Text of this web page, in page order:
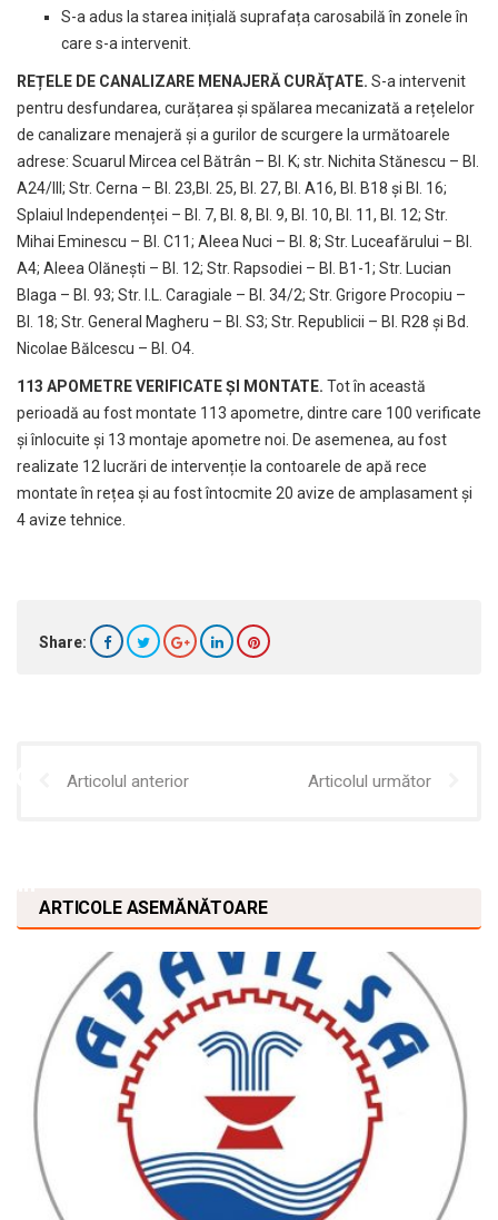
S-a adus la starea inițială suprafața carosabilă în zonele în
care s-a intervenit.
REȚELE DE CANALIZARE MENAJERĂ CURĂŢATE. S-a intervenit
pentru desfundarea, curățarea și spălarea mecanizată a rețelelor
de canalizare menajeră și a gurilor de scurgere la următoarele
adrese: Scuarul Mircea cel Bătrân – Bl. K; str. Nichita Stănescu – Bl.
A24/III; Str. Cerna – Bl. 23,Bl. 25, Bl. 27, Bl. A16, Bl. B18 și Bl. 16;
Splaiul Independenței – Bl. 7, Bl. 8, Bl. 9, Bl. 10, Bl. 11, Bl. 12; Str.
Mihai Eminescu – Bl. C11; Aleea Nuci – Bl. 8; Str. Luceafărului – Bl.
A4; Aleea Olănești – Bl. 12; Str. Rapsodiei – Bl. B1-1; Str. Lucian
Blaga – Bl. 93; Str. I.L. Caragiale – Bl. 34/2; Str. Grigore Procopiu –
Bl. 18; Str. General Magheru – Bl. S3; Str. Republicii – Bl. R28 și Bd.
Nicolae Bălcescu – Bl. O4.
113 APOMETRE VERIFICATE ŞI MONTATE. Tot în această
perioadă au fost montate 113 apometre, dintre care 100 verificate
și înlocuite și 13 montaje apometre noi. De asemenea, au fost
realizate 12 lucrări de intervenție la contoarele de apă rece
montate în rețea și au fost întocmite 20 avize de amplasament și
4 avize tehnice.
Share:
Articolul anterior Articolul următor
ARTICOLE ASEMĂNĂTOARE